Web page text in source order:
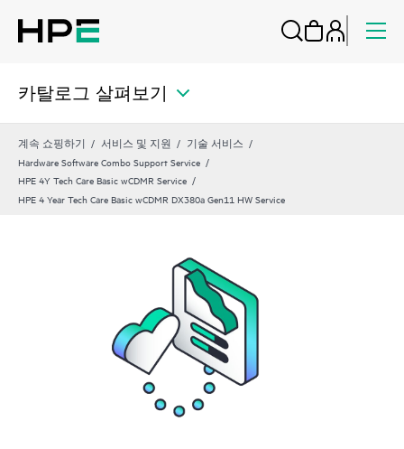
카탈로그 살펴보기
계속 쇼핑하기 서비스 및 지원
기술 서비스
Hardware Software Combo Support Service
HPE 4Y Tech Care Basic wCDMR Service
HPE 4 Year Tech Care Basic wCDMR DX380a Gen11 HW Service